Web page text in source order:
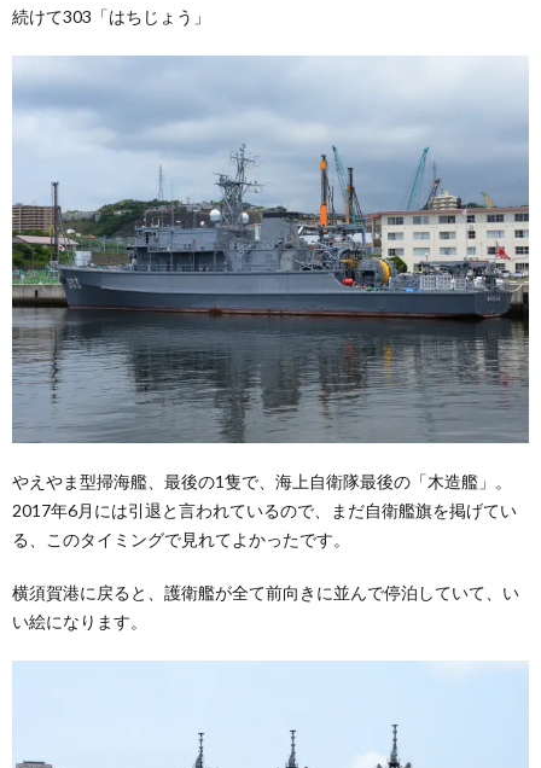
続けて303「はちじょう」
やえやま型掃海艦、最後の1隻で、海上自衛隊最後の「木造艦」。
2017年6月には引退と言われているので、まだ自衛艦旗を掲げてい
る、このタイミングで見れてよかったです。
横須賀港に戻ると、護衛艦が全て前向きに並んで停泊していて、い
い絵になります。